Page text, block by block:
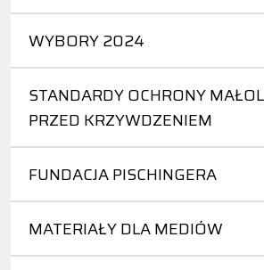
WYBORY 2024
STANDARDY OCHRONY
PRZED KRZYWDZENIEM
FUNDACJA PISCHINGERA
MATERIAŁY DLA MEDIÓW